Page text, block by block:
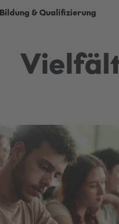
Bildung & Qualifizierung